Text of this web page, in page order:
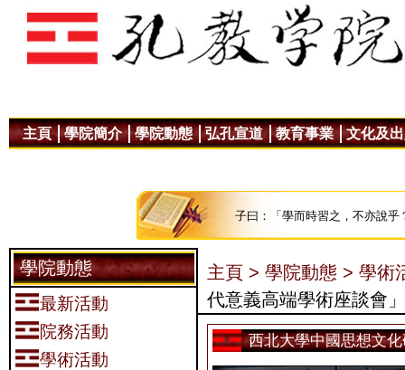
主頁 學院簡介 學院動態 弘孔宣道 教育事業 文化及
子曰：「學而時習之，不亦說
學院動態
最新活動
院務活動
學術活動
主頁 > 學院動態 > 學術
代意義高端學術座談會」
西北大學中國思想文